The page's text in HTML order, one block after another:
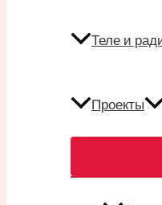
Теле и
Проекты